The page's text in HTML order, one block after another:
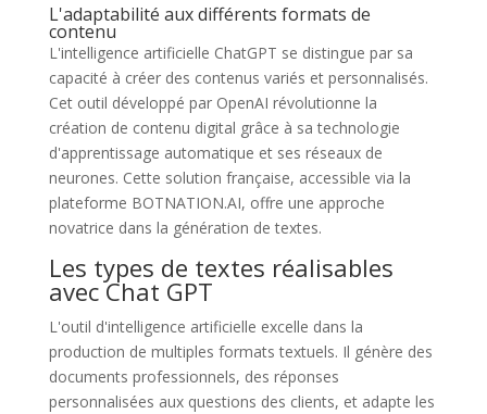
L'adaptabilité aux différents formats de
contenu
L'intelligence artificielle ChatGPT se distingue par sa
capacité à créer des contenus variés et personnalisés.
Cet outil développé par OpenAI révolutionne la
création de contenu digital grâce à sa technologie
d'apprentissage automatique et ses réseaux de
neurones. Cette solution française, accessible via la
plateforme BOTNATION.AI, offre une approche
novatrice dans la génération de textes.
Les types de textes réalisables
avec Chat GPT
L'outil d'intelligence artificielle excelle dans la
production de multiples formats textuels. Il génère des
documents professionnels, des réponses
personnalisées aux questions des clients, et adapte les